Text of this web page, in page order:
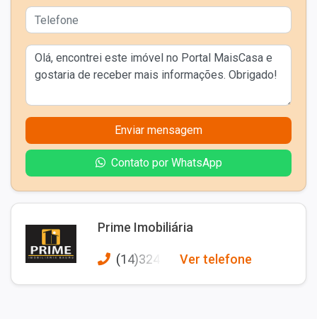
Enviar mensagem
Contato por WhatsApp
Prime Imobiliária
(14)3245 Ver telefone